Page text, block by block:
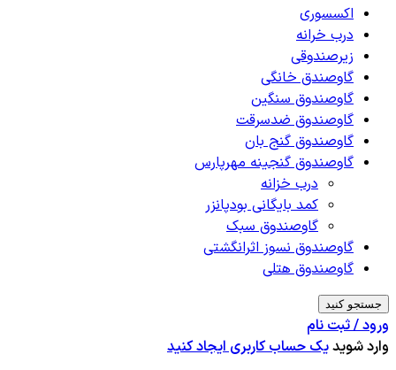
اکسسوری
درب خرانه
زیرصندوقی
گاوصندق خانگی
گاوصندوق سنگین
گاوصندوق ضدسرقت
گاوصندوق گنج بان
گاوصندوق گنجینه مهرپارس
درب خزانه
کمد بایگانی بودپانزر
گاوصندوق سبک
گاوصندوق نسوز اثرانگشتی
گاوصندوق هتلی
جستجو کنید
ورود / ثبت نام
وارد شویدیک حساب کاربری ایجاد کنید